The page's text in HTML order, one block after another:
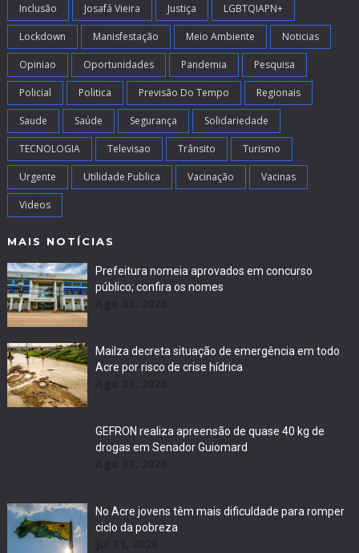
Inclusão Josafá Vieira Justiça LGBTQIAPN+
Lockdown Manisfestação Meio Ambiente Noticias
Opiniao Oportunidades Pandemia Pesquisa
Policial Politica Previsão Do Tempo Regionais
Saude Saúde Segurança Solidariedade
TECNOLOGIA Televisao Trânsito Turismo
Urgente Utilidade Publica Vacinação Vacinas
Videos
MAIS NOTÍCIAS
Prefeitura nomeia aprovados em concurso
público; confira os nomes
Mailza decreta situação de emergência em todo
Acre por risco de crise hídrica
GEFRON realiza apreensão de quase 40 kg de
drogas em Senador Guiomard
No Acre jovens têm mais dificuldade para romper
ciclo da pobreza